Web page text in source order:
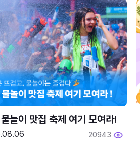
놀이 맛집 축제 여기 모여라!
20943